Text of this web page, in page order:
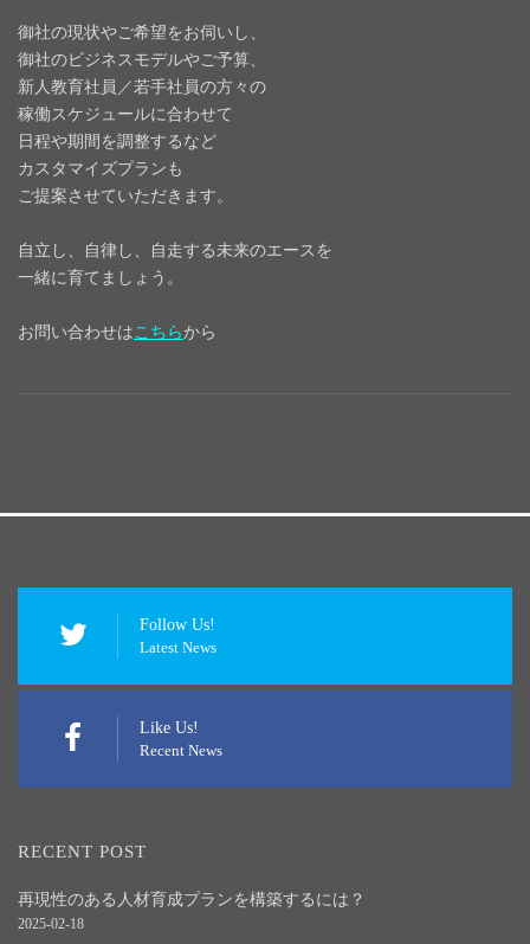
御社の現状やご希望をお伺いし、
御社のビジネスモデルやご予算、
新人教育社員／若手社員の方々の
稼働スケジュールに合わせて
日程や期間を調整するなど
カスタマイズプランも
ご提案させていただきます。
自立し、自律し、自走する未来のエースを
一緒に育てましょう。
お問い合わせは こちらから
Follow Us!
Latest News
Like Us!
Recent News
RECENT POST
再現性のある人材育成プランを構築するには？
2025-02-18